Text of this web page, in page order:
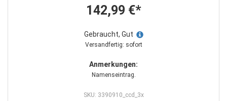
142,99 €*
Gebraucht, Gut
Versandfertig: sofort
Anmerkungen:
Namenseintrag.
SKU: 3390910_ccd_3x